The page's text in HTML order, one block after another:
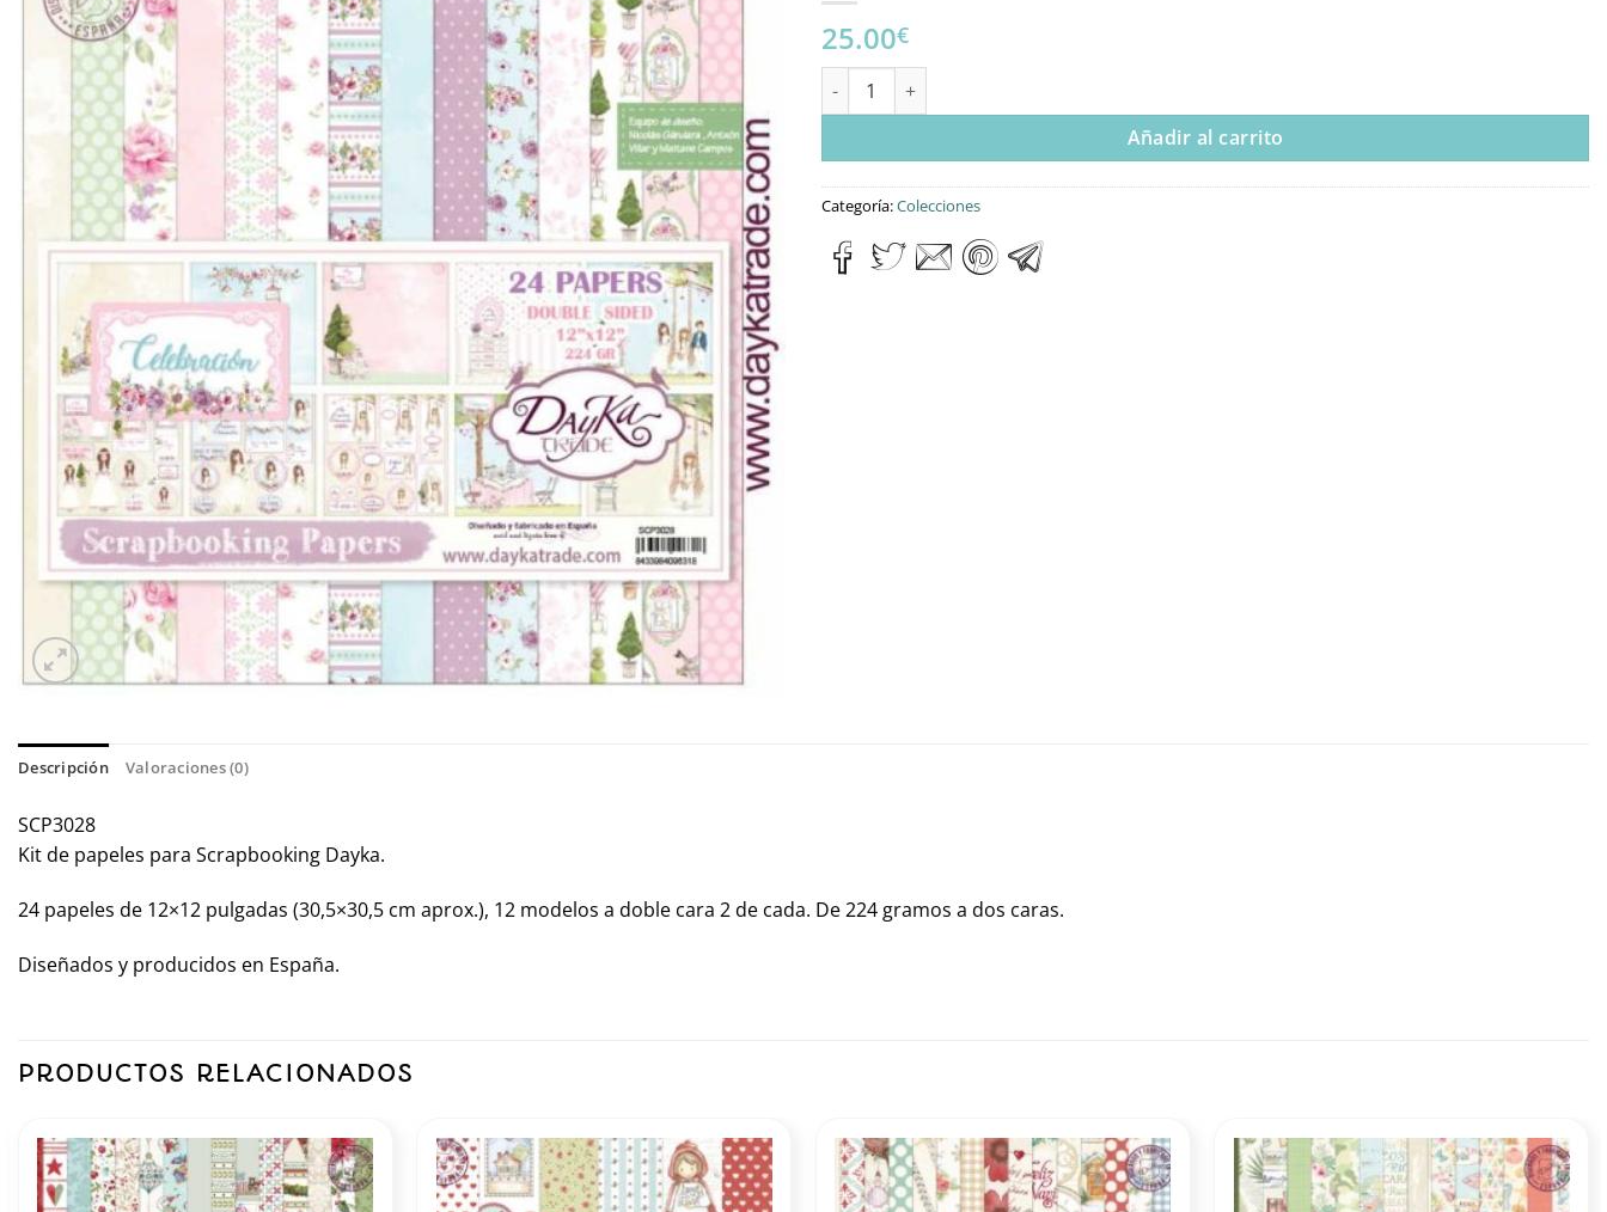
25.00€
KIT “CELEBRACIÓN COMUNIÓN NIÑA“ cantidad
Añadir al carrito
Categoría:Colecciones
Descripción Valoraciones (0)
SCP3028
Kit de papeles para Scrapbooking Dayka.
24 papeles de 12×12 pulgadas (30,5×30,5 cm aprox.), 12 modelos a doble cara 2 de cada. De 224 gramos a dos caras.
Diseñados y producidos en España.
PRODUCTOS RELACIONADOS